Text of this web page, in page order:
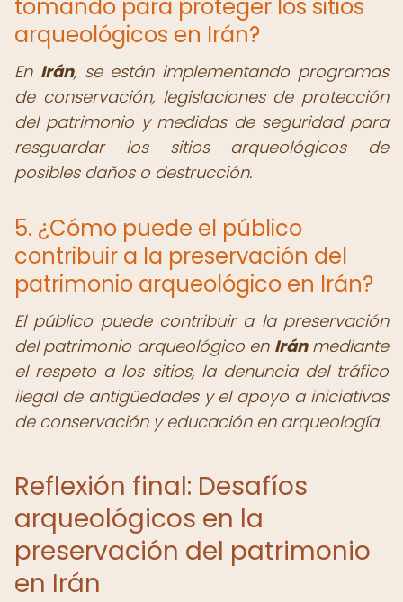
tomando para proteger los sitios
arqueológicos en Irán?
En Irán, se están implementando programas
de conservación, legislaciones de protección
del patrimonio y medidas de seguridad para
resguardar los sitios arqueológicos de
posibles daños o destrucción.
5. ¿Cómo puede el público
contribuir a la preservación del
patrimonio arqueológico en Irán?
El público puede contribuir a la preservación
del patrimonio arqueológico en Iránmediante
el respeto a los sitios, la denuncia del tráfico
ilegal de antigüedades y el apoyo a iniciativas
de conservación y educación en arqueología.
Reflexión final: Desafíos
arqueológicos en la
preservación del patrimonio
en Irán